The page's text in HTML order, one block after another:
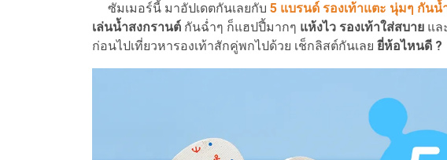
ซัมเมอร์นี้ มาอัปเดตกันเลยกับ 5 แบรนด์ รองเท้าแตะ นุ่มๆ กัน
เล่นน้ำสงกรานต์ กันฉ่ำๆ ก็แฮปปี้มากๆ แห้งไว รองเท้าใส่สบาย แล
ก่อนไปเที่ยวหารองเท้าสักคู่พกไปด้วย เช็กลิสต์กันเลย ยี่ห้อไหนดี ?